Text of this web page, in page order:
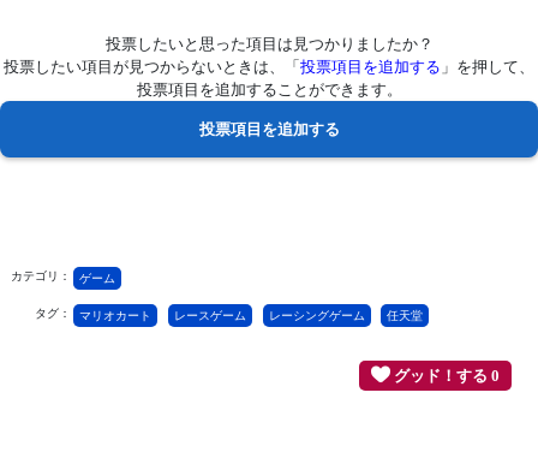
投票したいと思った項目は見つかりましたか？
投票したい項目が見つからないときは、「 投票項目を追加する 」を押して、
投票項目を追加することができます。
カテゴリ： ゲーム
タグ： マリオカート レースゲーム レーシングゲーム 任天堂
グッド！する 0